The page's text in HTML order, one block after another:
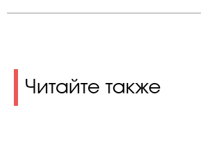
Читайте также